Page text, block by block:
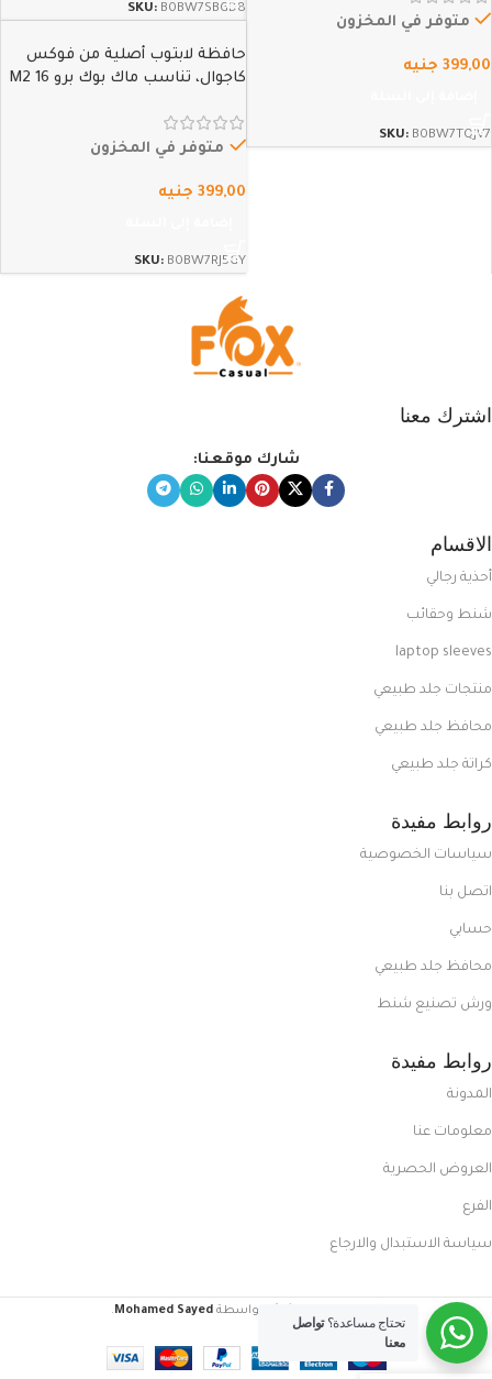
SKU: B0BW7SBGD8
متوفر في المخزون
399,00 جنيه
SKU: B0BW7TQJV7
حافظة لابتوب أصلية من فوكس
كاجوال، تناسب ماك بوك برو M2 16
سيرفس بوك 15.2، اتش بي كروممتوفر في المخزون
399,00 جنيه
SKU: B0BW7RJ5GY
اشترك معنا
شارك موقعنا:
الاقسام
أحذية رجالي
شنط وحقائب
laptop sleeves
منتجات جلد طبيعي
محافظ جلد طبيعي
كراتة جلد طبيعي
روابط مفيدة
سياسات الخصوصية
اتصل بنا
حسابي
محافظ جلد طبيعي
ورش تصنيع شنط
روابط مفيدة
المدونة
معلومات عنا
العروض الحصرية
الفرع
سياسة الاستبدال والارجاع
تم إنشاؤه بواسطةMohamed Sayed
.
تحتاج مساعدة؟تواصل
معنا